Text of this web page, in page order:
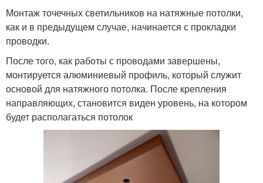
Монтаж точечных светильников на натяжные потолки,
как и в предыдущем случае, начинается с прокладки
проводки.
После того, как работы с проводами завершены,
монтируется алюминиевый профиль, который служит
основой для натяжного потолка. После крепления
направляющих, становится виден уровень, на котором
будет располагаться потолок